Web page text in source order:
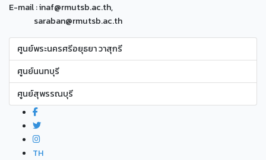
E-mail : inaf@rmutsb.ac.th,
saraban@rmutsb.ac.th
ศูนย์พระนครศรีอยุธยา วาสุกรี
ศูนย์นนทบุรี
ศูนย์สุพรรณบุรี
TH